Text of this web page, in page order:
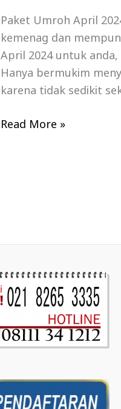
Paket Umroh April
kemenag dan
April 2024 untuk
Hanya bermukim
karena tidak sedikit
Read More »